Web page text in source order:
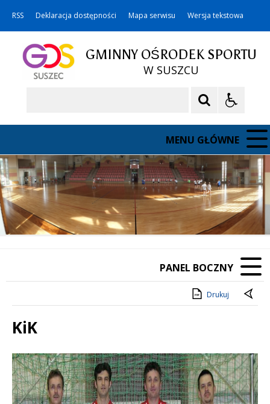
RSS Deklaracja dostępności Mapa serwisu Wersja tekstowa
GMINNY OŚRODEK SPORTU
W SUSZCU
MENU GŁÓWNE
PANEL BOCZNY
Drukuj
KiK
Treść